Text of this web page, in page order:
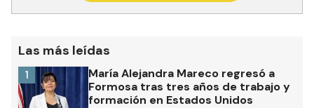
Las más leídas
María Alejandra Mareco regresó a
Formosa tras tres años de trabajo y
formación en Estados Unidos
1